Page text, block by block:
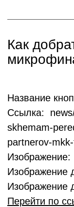
Как
Название
Ссылка:
skhemam-
partnerov-
Изображение:
Изображение
Изображение
Перейти по